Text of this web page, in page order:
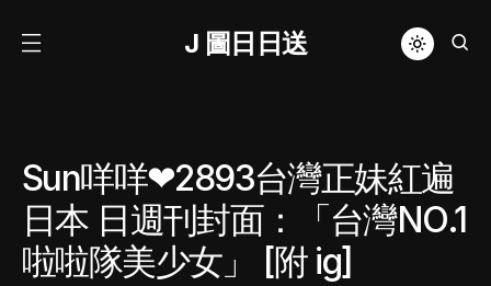
J 圖日日送
Sun咩咩❤2893台灣正妹紅遍
日本 日週刊封面：「台灣NO.1
啦啦隊美少女」 [附 ig]